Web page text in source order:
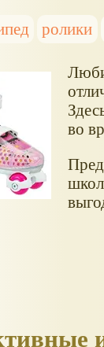
ролики
во